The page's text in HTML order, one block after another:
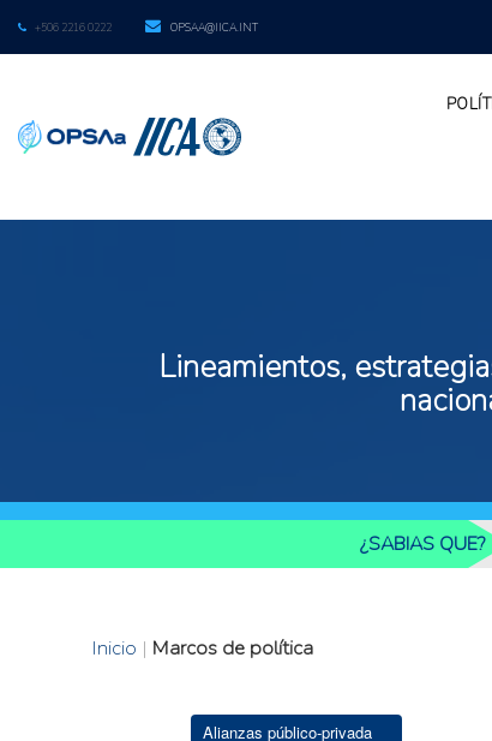
+506 2216 0222 OPSAA@IICA.INT
Lineamientos,
¿SABIAS QUE?
Inicio | Marcos de política
Alianzas público-privada